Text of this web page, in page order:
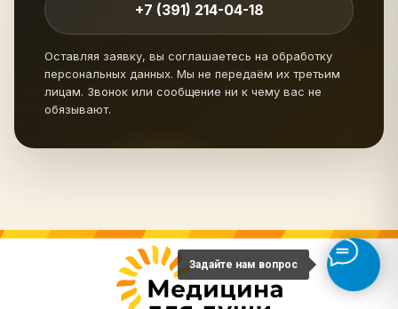
Задайте нам вопрос
+7 (391) 214-04-18
Оставляя заявку, вы соглашаетесь на обработку
персональных данных. Мы не передаём их третьим
лицам. Звонок или сообщение ни к чему вас не
обязывают.